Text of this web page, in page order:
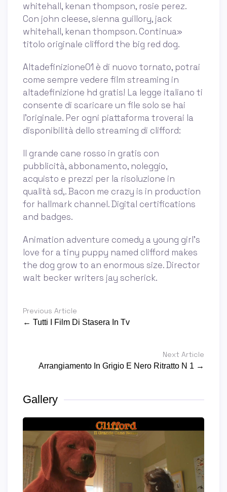
whitehall, kenan thompson, rosie perez.
Con john cleese, sienna guillory, jack
whitehall, kenan thompson. Continua»
titolo originale clifford the big red dog.
Altadefinizione01 è di nuovo tornato, potrai
come sempre vedere film streaming in
altadefinizione hd gratis! La legge italiano ti
consente di scaricare un file solo se hai
l'originale. Per ogni piattaforma troverai la
disponibilità dello streaming di clifford:
Il grande cane rosso in gratis con
pubblicità, abbonamento, noleggio,
acquisto e prezzi per la risoluzione in
qualità sd,. Bacon me crazy is in production
for hallmark channel. Digital certifications
and badges.
Animation adventure comedy a young girl's
love for a tiny puppy named clifford makes
the dog grow to an enormous size. Director
walt becker writers jay scherick.
Previous Article
← Tutti I Film Di Stasera In Tv
Next Article
Arrangiamento In Grigio E Nero Ritratto N 1 →
Gallery